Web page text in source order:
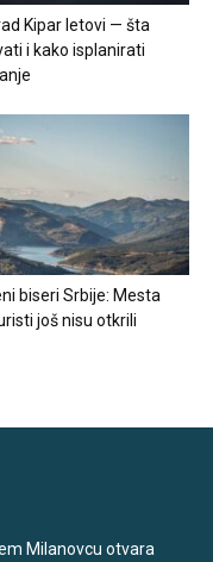
Kipar letovi — šta
i kako isplanirati
biseri Srbije: Mesta
još nisu otkrili
Milanovcu otvara